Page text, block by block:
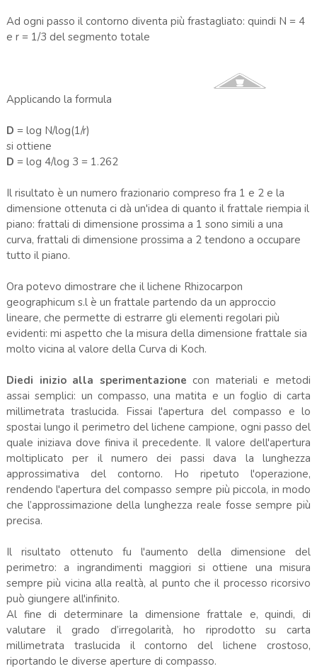
Ad ogni passo il contorno diventa più frastagliato: quindi N = 4
e r = 1/3 del segmento totale
Applicando la formula
D = log N/log(1/r)
si ottiene
D = log 4/log 3 = 1.262
Il risultato è un numero frazionario compreso fra 1 e 2 e la
dimensione ottenuta ci dà un'idea di quanto il frattale riempia il
piano: frattali di dimensione prossima a 1 sono simili a una
curva, frattali di dimensione prossima a 2 tendono a occupare
tutto il piano.
Ora potevo dimostrare che il lichene Rhizocarpon
geographicum s.l è un frattale partendo da un approccio
lineare, che permette di estrarre gli elementi regolari più
evidenti: mi aspetto che la misura della dimensione frattale sia
molto vicina al valore della Curva di Koch.
Diedi inizio alla sperimentazione con materiali e metodi
assai semplici: un compasso, una matita e un foglio di carta
millimetrata traslucida. Fissai l'apertura del compasso e lo
spostai lungo il perimetro del lichene campione, ogni passo del
quale iniziava dove finiva il precedente. Il valore dell'apertura
moltiplicato per il numero dei passi dava la lunghezza
approssimativa del contorno. Ho ripetuto l'operazione,
rendendo l'apertura del compasso sempre più piccola, in modo
che l’approssimazione della lunghezza reale fosse sempre più
precisa.
Il risultato ottenuto fu l'aumento della dimensione del
perimetro: a ingrandimenti maggiori si ottiene una misura
sempre più vicina alla realtà, al punto che il processo ricorsivo
può giungere all'infinito.
Al fine di determinare la dimensione frattale e, quindi, di
valutare il grado d’irregolarità, ho riprodotto su carta
millimetrata traslucida il contorno del lichene crostoso,
riportando le diverse aperture di compasso.